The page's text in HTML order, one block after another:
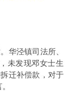
华泾镇司法所、
未发现邓女士生
迁补偿款，对于